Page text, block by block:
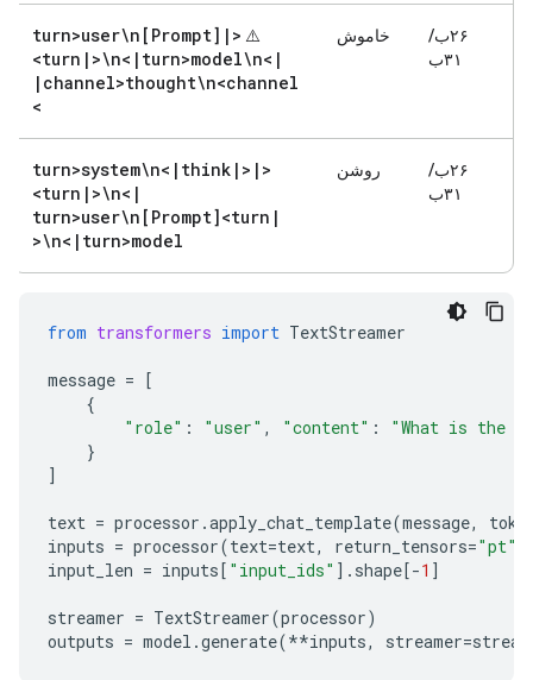
۲۶ب/
۳۱ب
خاموش ⚠️
<
|
turn>user\n[Prompt]
<turn | >\n< | turn>model\n< |
channel>thought\n<channel
|
>
۲۶ب/
۳۱ب
روشن <
|
turn>system\n< | think | >
<turn | >\n< |
turn>user\n[Prompt]<turn |
>\n< | turn>model
from transformers import TextStreamer
message = [
{
"role" : "user" , "content" :
"What is the
}
]
text = processor .apply_chat_template(message,
inputs = processor(text=text, return_tensors="pt"
input_len = inputs[ "input_ids" ] . shape[-1 ]
streamer = TextStreamer(processor)
outputs = model .generate(**inputs, streamer=